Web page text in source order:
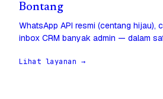
Bontang
WhatsApp API resmi (centang hijau),
inbox CRM banyak admin — dalam
Lihat layanan →